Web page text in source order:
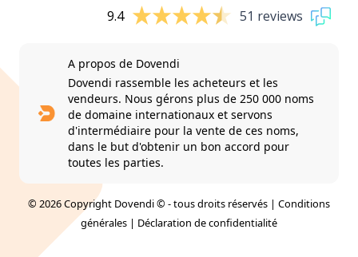
9.4 51 reviews
A propos de Dovendi
Dovendi rassemble les acheteurs et les
vendeurs. Nous gérons plus de 250 000 noms
de domaine internationaux et servons
d'intermédiaire pour la vente de ces noms,
dans le but d'obtenir un bon accord pour
toutes les parties.
© 2026 Copyright Dovendi © - tous droits réservés | Conditions
générales | Déclaration de confidentialité